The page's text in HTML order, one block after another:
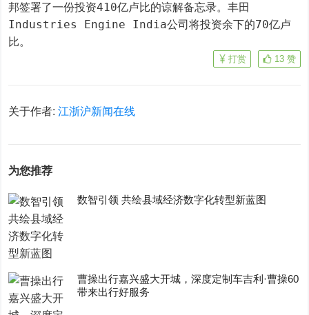
邦签署了一份投资410亿卢比的谅解备忘录。丰田
Industries Engine India公司将投资余下的70亿卢
比。
13 赞
打赏
关于作者:江浙沪新闻在线
为您推荐
数智引领 共绘县域经济数字化转型新蓝图
曹操出行嘉兴盛大开城，深度定制车吉利·曹操60
带来出行好服务